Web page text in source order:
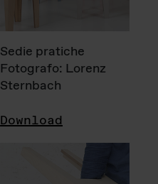
Sedie pratiche
Fotografo: Lorenz
Sternbach
Download